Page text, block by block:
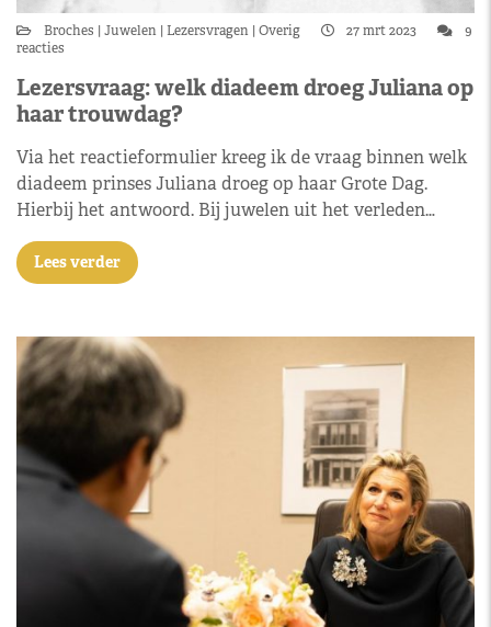
Broches Juwelen Lezersvragen Overig 27 mrt 2023
9
reacties
Lezersvraag: welk diadeem droeg Juliana op
haar trouwdag?
Via het reactieformulier kreeg ik de vraag binnen welk
diadeem prinses Juliana droeg op haar Grote Dag.
Hierbij het antwoord. Bij juwelen uit het verleden…
Lees verder